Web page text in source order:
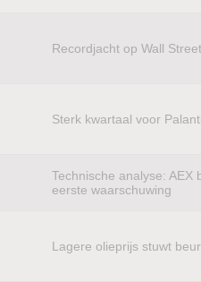
Recordjacht op Wall
Sterk kwartaal voor
Technische analyse: AEX
eerste waarschuwing
Lagere olieprijs stuwt